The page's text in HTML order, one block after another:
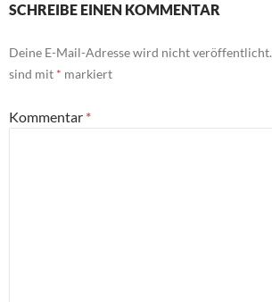
SCHREIBE EINEN KOMMENTAR
Deine E-Mail-Adresse wird nicht veröffentlicht.
sind mit * markiert
Kommentar *